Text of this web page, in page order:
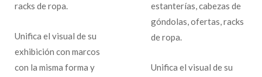
racks de ropa.
Unifica el visual de su
exhibición con marcos
con la misma forma y
estanterías, cabezas de
góndolas, ofertas, racks
de ropa.
Unifica el visual de su